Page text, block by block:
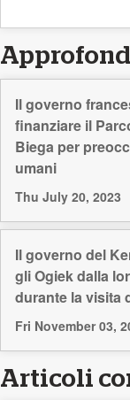
Il governo
finanziare il
Biega per
umani
Thu July 20, 2023
Il governo del
gli Ogiek dalla
durante la visita
Fri November 03,
Articoli